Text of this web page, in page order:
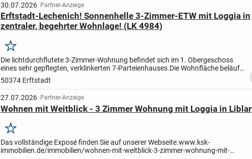
30.07.2026 Partner-Anzeige
Erftstadt-Lechenich! Sonnenhelle 3-Zimmer-ETW mit Loggia in
zentraler, begehrter Wohnlage! (LK 4984)
Merken
Die lichtdurchflutete 3-Zimmer-Wohnung befindet sich im 1. Obergeschoss
eines sehr gepflegten, verklinkerten 7-Parteienhauses.Die Wohnfläche beläuft
sich auf rd. 78 m² und verteilt sich wie folgt:
50374 Erftstadt
27.07.2026 Partner-Anzeige
Wohnen mit Weitblick - 3 Zimmer Wohnung mit Loggia in Liblar
Merken
Das vollständige Exposé finden Sie auf unserer Webseite.www.ksk-
immobilien.de/immobilien/wohnen-mit-weitblick-3-zimmer-wohnung-mit-